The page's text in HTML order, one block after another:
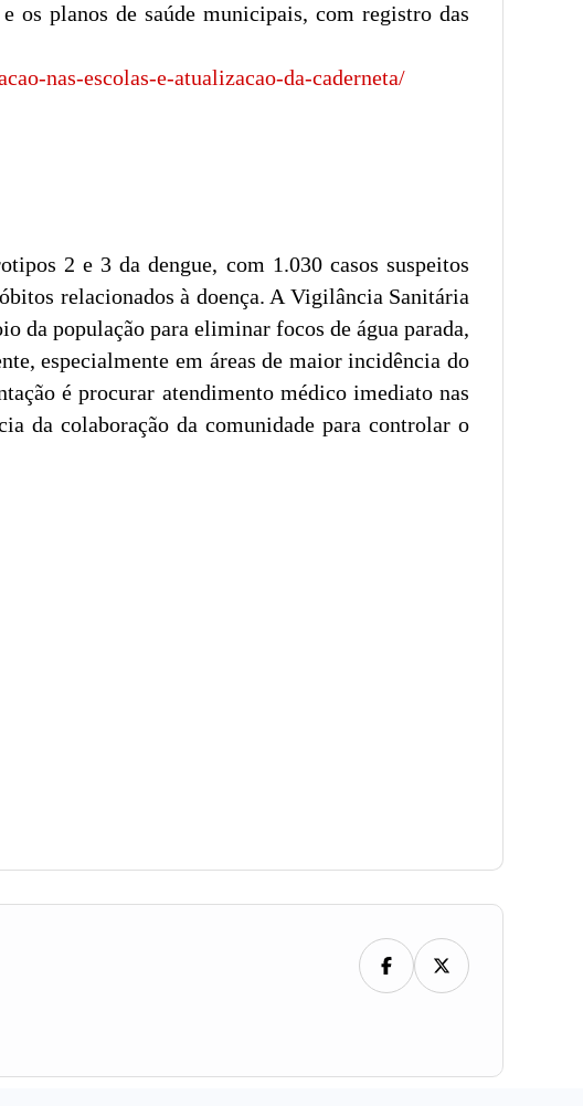
os planos de saúde municipais, com registro das
nas-escolas-e-atualizacao-da-caderneta/
2 e 3 da dengue, com 1.030 casos suspeitos
relacionados à doença. A Vigilância Sanitária
da população para eliminar focos de água parada,
especialmente em áreas de maior incidência do
é procurar atendimento médico imediato nas
da colaboração da comunidade para controlar o